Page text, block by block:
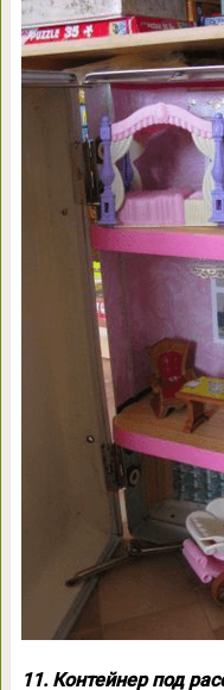
11. Контейнер под